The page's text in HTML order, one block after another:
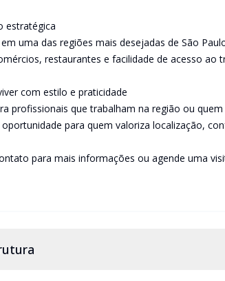
estratégica
uma das regiões mais desejadas de São
restaurantes e facilidade de acesso ao
com estilo e praticidade
profissionais que trabalham na região ou
para quem valoriza localização,
para mais informações ou agende uma